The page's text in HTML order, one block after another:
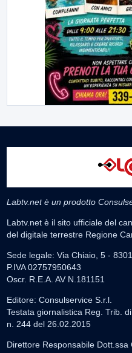
Labtv.net è un prodotto
Labtv.net è il sito ufficiale del
del digitale terrestre Regione
Sede legale: Via Chiaio, 5 -
P.IVA 02757950643
Oscr. R.E.A. AV N.181151
Editore: Consulservice S.r.l.
Testata giornalistica Reg. Trib.
n. 244 del 26.02.2015
Direttore Responsabile Dott.ssa